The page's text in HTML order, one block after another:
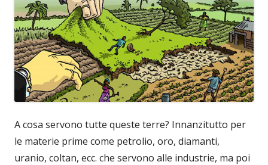
A cosa servono tutte queste terre? Innanzitutto per
le materie prime come petrolio, oro, diamanti,
uranio, coltan, ecc. che servono alle industrie, ma poi